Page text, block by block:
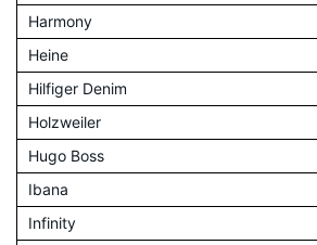
Harmony
Heine
Hilfiger Denim
Holzweiler
Hugo Boss
Ibana
Infinity